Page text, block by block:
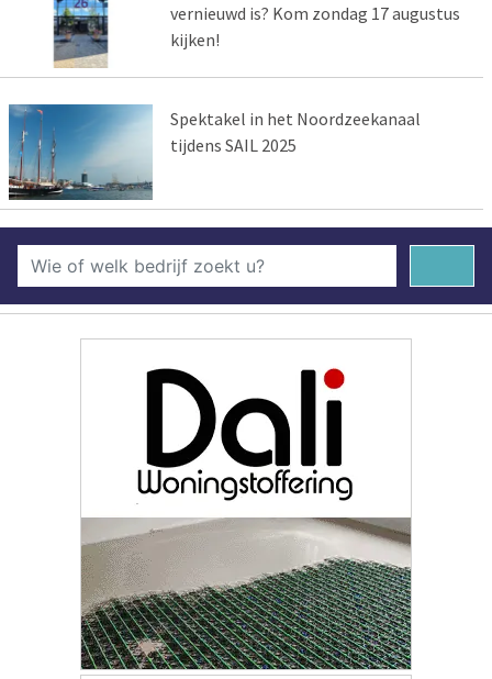
vernieuwd is? Kom zondag 17 augustus
kijken!
Spektakel in het Noordzeekanaal
tijdens SAIL 2025